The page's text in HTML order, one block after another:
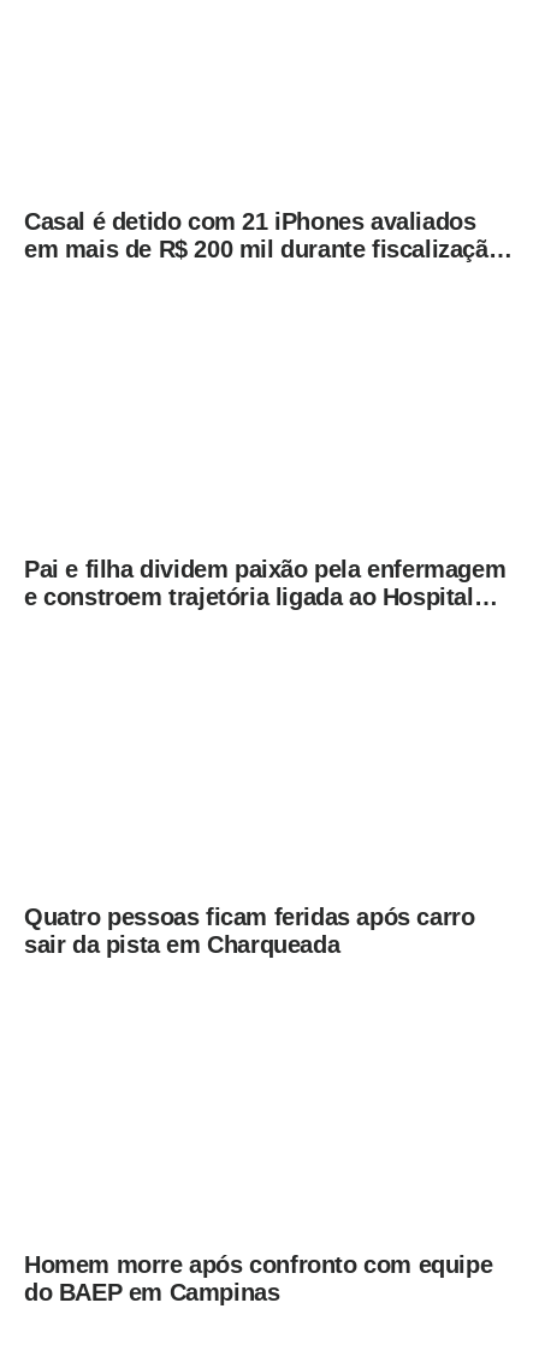
Casal é detido com 21 iPhones avaliados
em mais de R$ 200 mil durante fiscalização
Pai e filha dividem paixão pela enfermagem
e constroem trajetória ligada ao Hospital
Quatro pessoas ficam feridas após carro
sair da pista em Charqueada
Homem morre após confronto com equipe
do BAEP em Campinas